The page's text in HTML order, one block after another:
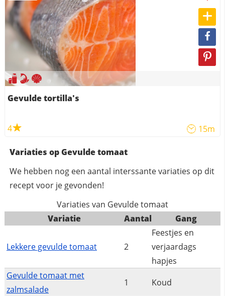
Gevulde tortilla's
4 15m
Variaties op Gevulde tomaat
We hebben nog een aantal interssante variaties op dit
recept voor je gevonden!
Variaties van Gevulde tomaat
Variatie
Aantal Gang
Lekkere gevulde tomaat 2
Feestjes en
verjaardags
hapjes
Gevulde tomaat met
zalmsalade
1
Koud